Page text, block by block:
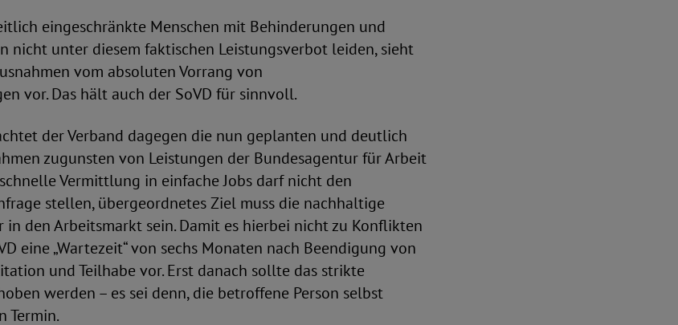
eingeschränkte Menschen mit Behinderungen und
nicht unter diesem faktischen Leistungsverbot leiden, sieht
vom absoluten Vorrang von
vor. Das hält auch der SoVD für sinnvoll.
der Verband dagegen die nun geplanten und deutlich
zugunsten von Leistungen der Bundesagentur für Arbeit
Vermittlung in einfache Jobs darf nicht den
stellen, übergeordnetes Ziel muss die nachhaltige
den Arbeitsmarkt sein. Damit es hierbei nicht zu Konflikten
eine „Wartezeit“ von sechs Monaten nach Beendigung von
und Teilhabe vor. Erst danach sollte das strikte
werden – es sei denn, die betroffene Person selbst
Termin.